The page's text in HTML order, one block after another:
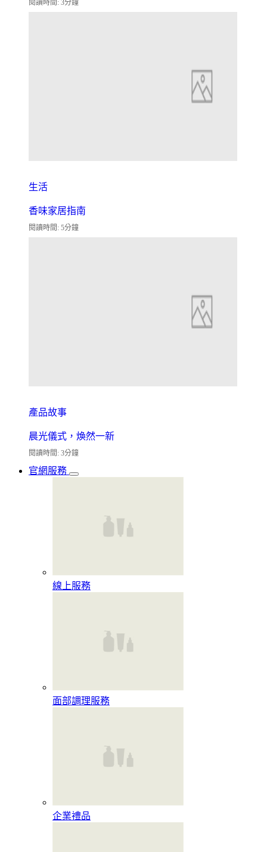
閱讀時間: 3分鐘
生活
香味家居指南
閱讀時間: 5分鐘
產品故事
晨光儀式，煥然一新
閱讀時間: 3分鐘
官網服務
線上服務
面部調理服務
企業禮品